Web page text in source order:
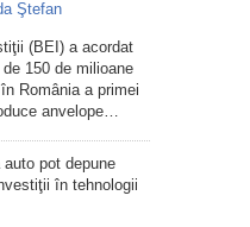
Ştefan
(BEI) a acordat
150 de milioane
România a primei
anvelope…